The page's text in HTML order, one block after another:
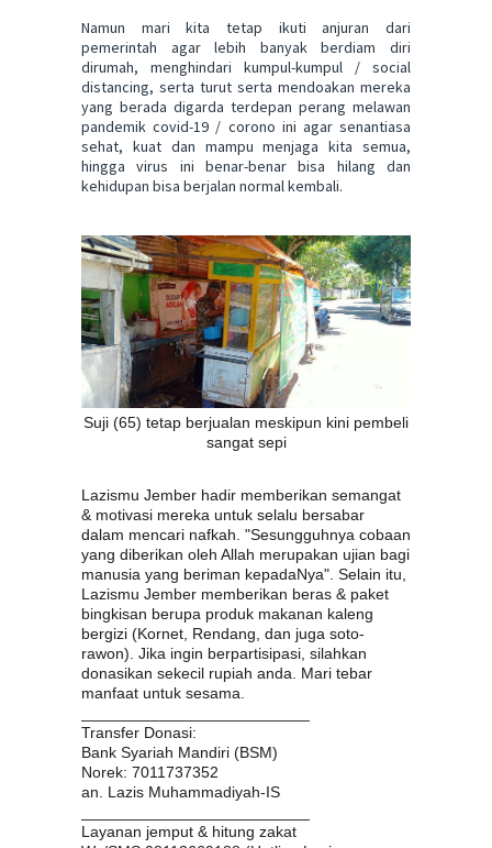
Namun mari kita tetap ikuti anjuran dari
pemerintah agar lebih banyak berdiam diri
dirumah, menghindari kumpul-kumpul / social
distancing, serta turut serta mendoakan mereka
yang berada digarda terdepan perang melawan
pandemik covid-19 / corono ini agar senantiasa
sehat, kuat dan mampu menjaga kita semua,
hingga virus ini benar-benar bisa hilang dan
kehidupan bisa berjalan normal kembali.
Suji (65) tetap berjualan meskipun kini pembeli
sangat sepi
Lazismu Jember hadir memberikan semangat
& motivasi mereka untuk selalu bersabar
dalam mencari nafkah. "Sesungguhnya cobaan
yang diberikan oleh Allah merupakan ujian bagi
manusia yang beriman kepadaNya". Selain itu,
Lazismu Jember memberikan beras & paket
bingkisan berupa produk makanan kaleng
bergizi (Kornet, Rendang, dan juga soto-
rawon). Jika ingin berpartisipasi, silahkan
donasikan sekecil rupiah anda. Mari tebar
manfaat untuk sesama.
Transfer Donasi:
Bank Syariah Mandiri (BSM)
Norek: 7011737352
an. Lazis Muhammadiyah-IS
Layanan jemput & hitung zakat